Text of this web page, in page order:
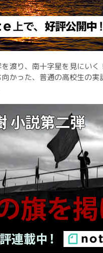
渡り、南十字星を見にいく！
かった、普通の高校生の実